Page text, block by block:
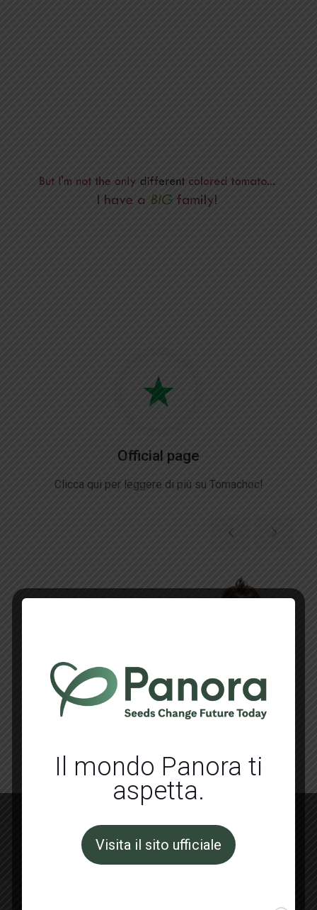
Official page
Clicca qui per leggere di più su Tomachoc!
Dolcenera
Shir
Se sei interessato aTSI | Italianon aspettare
eCONTATTACI
Il mondo Panora ti
aspetta.
Visita il sito ufficiale